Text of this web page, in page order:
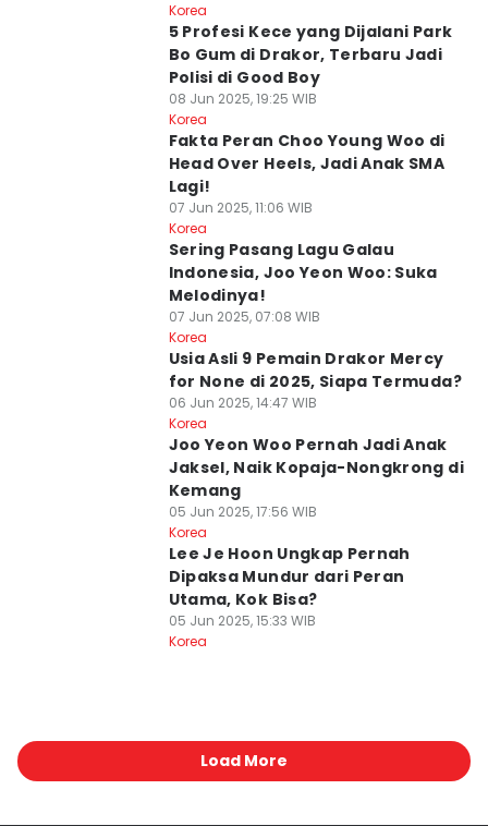
Korea
5 Profesi Kece yang Dijalani Park
Bo Gum di Drakor, Terbaru Jadi
Polisi di Good Boy
08 Jun 2025, 19:25 WIB
Korea
Fakta Peran Choo Young Woo di
Head Over Heels, Jadi Anak SMA
Lagi!
07 Jun 2025, 11:06 WIB
Korea
Sering Pasang Lagu Galau
Indonesia, Joo Yeon Woo: Suka
Melodinya!
07 Jun 2025, 07:08 WIB
Korea
Usia Asli 9 Pemain Drakor Mercy
for None di 2025, Siapa Termuda?
06 Jun 2025, 14:47 WIB
Korea
Joo Yeon Woo Pernah Jadi Anak
Jaksel, Naik Kopaja-Nongkrong di
Kemang
05 Jun 2025, 17:56 WIB
Korea
⁠Lee Je Hoon Ungkap Pernah
Dipaksa Mundur dari Peran
Utama, Kok Bisa?
05 Jun 2025, 15:33 WIB
Korea
Load More